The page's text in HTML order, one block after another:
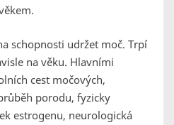
schopnosti udržet moč. Trpí
na věku. Hlavními
cest močových,
porodu, fyzicky
estrogenu, neurologická